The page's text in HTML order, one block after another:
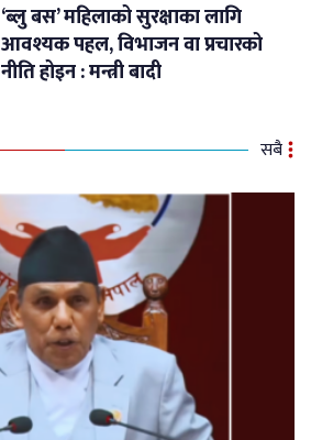
‘ब्लु बस’ महिलाको सुरक्षाका लागि
आवश्यक पहल, विभाजन वा प्रचारको
नीति होइन : मन्त्री बादी
सबै